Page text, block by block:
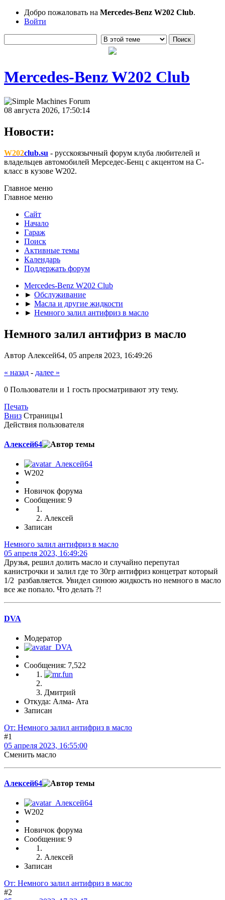
Добро пожаловать на Mercedes-Benz W202 Club.
Войти
Mercedes-Benz W202 Club
08 августа 2026, 17:50:14
Новости:
W202club.su - русскоязычный форум клуба любителей и
владельцев автомобилей Мерседес-Бенц с акцентом на C-
класс в кузове W202.
Главное меню
Главное меню
Сайт
Начало
Гараж
Поиск
Активные темы
Календарь
Поддержать форум
Mercedes-Benz W202 Club
► Обслуживание
► Масла и другие жидкости
► Немного залил антифриз в масло
Немного залил антифриз в масло
Автор Алексей64, 05 апреля 2023, 16:49:26
« назад - далее »
0 Пользователи и 1 гость просматривают эту тему.
Печать
Вниз Страницы1
Действия пользователя
Алексей64
W202
Новичок форума
Сообщения: 9
Алексей
Записан
Немного залил антифриз в масло
05 апреля 2023, 16:49:26
Друзья, решил долить масло и случайно перепутал
канистрочки и залил где то 30гр антифриз концетрат который
1/2 разбавляется. Увидел синюю жидкость но немного в масло
все же попало. Что делать ?!
DVA
Модератор
Сообщения: 7,522
Дмитрий
Откуда: Алма- Ата
Записан
От: Немного залил антифриз в масло
#1
05 апреля 2023, 16:55:00
Сменить масло
Алексей64
W202
Новичок форума
Сообщения: 9
Алексей
Записан
От: Немного залил антифриз в масло
#2